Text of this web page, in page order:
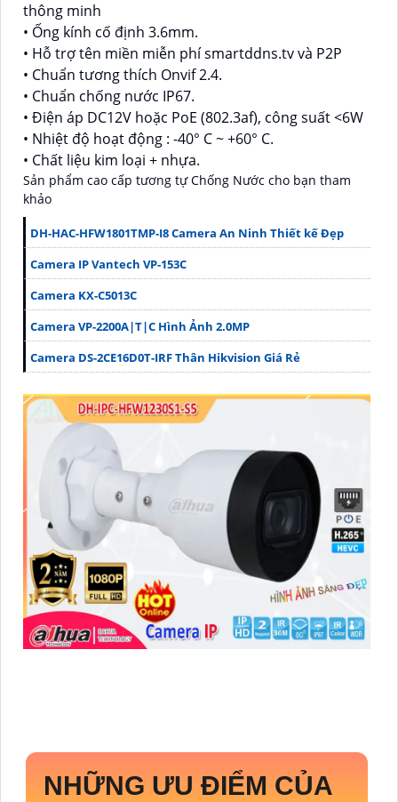
thông minh
• Ống kính cố định 3.6mm.
• Hỗ trợ tên miền miễn phí smartddns.tv và P2P
• Chuẩn tương thích Onvif 2.4.
• Chuẩn chống nước IP67.
• Điện áp DC12V hoặc PoE (802.3af), công suất <6W
• Nhiệt độ hoạt động : -40° C ~ +60° C.
• Chất liệu kim loại + nhựa.
Sản phẩm cao cấp tương tự Chống Nước cho bạn tham
khảo
DH-HAC-HFW1801TMP-I8 Camera An Ninh Thiết kế Đẹp
Camera IP Vantech VP-153C
Camera KX-C5013C
Camera VP-2200A|T|C Hình Ảnh 2.0MP
Camera DS-2CE16D0T-IRF Thân Hikvision Giá Rẻ
NHỮNG ƯU ĐIỂM CỦA